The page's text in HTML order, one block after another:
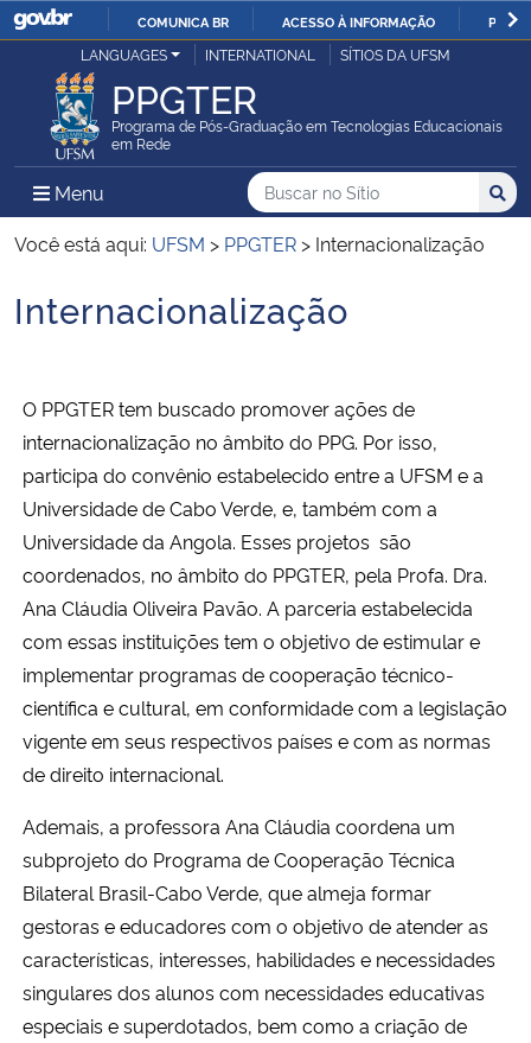
IR
O
COMUNICA BR ACESSO À INFORMAÇÃO
Ministério da Justiça e Segurança Pública
Ministério da Defesa
Ministério das Relações Exteriores
Ministério da Economia
Ministério da Agricultura, Pecuária e Abastecimento
Ministério da Educação
Ministério da Cidadania
Ministério da Saúde
Ministério de Minas e Energia
Ministério da Ciência, Tecnologia, Inovações e Comunicações
Ministério do Turismo
Ministério do Desenvolvimento Regional
Controladoria-Geral da União
LANGUAGES INTERNATIONAL SÍTIOS DA UFSM
PPGTER
Programa de Pós-Graduação em Tecnologias Educacionais
em Rede
Menu Menu Principal do Sítio
Busca
Buscar no no Sítio
Busca:
Você está aqui: UFSM > PPGTER > Internacionalização
Início do conteúdo
Internacionalização
O PPGTER tem buscado promover ações de
internacionalização no âmbito do PPG. Por isso,
participa do convênio estabelecido entre a UFSM e a
Universidade de Cabo Verde, e, também com a
Universidade da Angola. Esses projetos são
coordenados, no âmbito do PPGTER, pela Profa. Dra.
Ana Cláudia Oliveira Pavão. A parceria estabelecida
com essas instituições tem o objetivo de estimular e
implementar programas de cooperação técnico-
científica e cultural, em conformidade com a legislação
vigente em seus respectivos países e com as normas
de direito internacional.
Ademais, a professora Ana Cláudia coordena um
subprojeto do Programa de Cooperação Técnica
Bilateral Brasil-Cabo Verde, que almeja formar
gestoras e educadores com o objetivo de atender as
características, interesses, habilidades e necessidades
singulares dos alunos com necessidades educativas
especiais e superdotados, bem como a criação de